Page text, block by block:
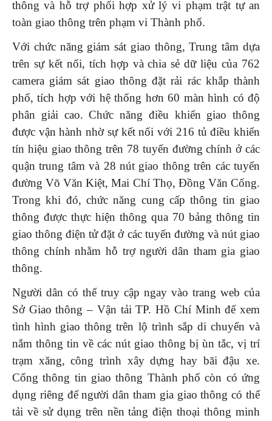
thông và hỗ trợ phối hợp xử lý vi phạm trật tự an
toàn giao thông trên phạm vi Thành phố.
Với chức năng giám sát giao thông, Trung tâm dựa
trên sự kết nối, tích hợp và chia sẻ dữ liệu của 762
camera giám sát giao thông đặt rải rác khắp thành
phố, tích hợp với hệ thống hơn 60 màn hình có độ
phân giải cao. Chức năng điều khiển giao thông
được vận hành nhờ sự kết nối với 216 tủ điều khiển
tín hiệu giao thông trên 78 tuyến đường chính ở các
quận trung tâm và 28 nút giao thông trên các tuyến
đường Võ Văn Kiệt, Mai Chí Thọ, Đồng Văn Cống.
Trong khi đó, chức năng cung cấp thông tin giao
thông được thực hiện thông qua 70 bảng thông tin
giao thông điện tử đặt ở các tuyến đường và nút giao
thông chính nhằm hỗ trợ người dân tham gia giao
thông.
Người dân có thể truy cập ngay vào trang web của
Sở Giao thông – Vận tải TP. Hồ Chí Minh để xem
tình hình giao thông trên lộ trình sắp di chuyển và
nắm thông tin về các nút giao thông bị ùn tắc, vị trí
trạm xăng, công trình xây dựng hay bãi đậu xe.
Cổng thông tin giao thông Thành phố còn có ứng
dụng riêng để người dân tham gia giao thông có thể
tải về sử dụng trên nền tảng điện thoại thông minh